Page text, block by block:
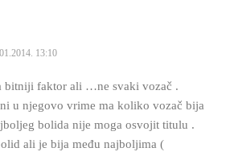
13:10
bitniji faktor ali …ne svaki vozač .
u njegovo vrime ma koliko vozač bija
bolida nije moga osvojit titulu .
ali je bija među najboljima (